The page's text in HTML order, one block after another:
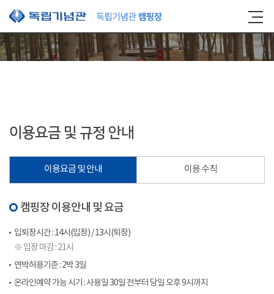
본문 바로가기
이용요금 및 규정 안내
이용요금 및 안내 이용 수칙
캠핑장 이용안내 및 요금
입퇴장시간 : 14시(입장) / 13시(퇴장)
※ 입장 마감 : 21시
연박허용기준 : 2박 3일
온라인예약 가능 시기 : 사용일 30일 전부터 당일 오후 9시까지